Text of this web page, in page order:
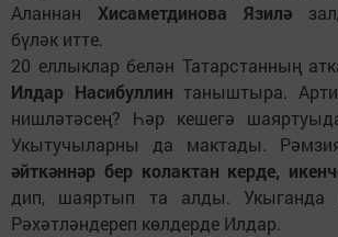
Аланнан Хисаметдинова Язилә
бүләк итте.
20 еллыклар белән Татарстанның
Илдар Насибуллин таныштыра.
нишләтәсең? Һәр кешегә
Укытучыларны да мактады.
әйткәннәр бер колактан керде,
дип, шаяртып та алды. Укыганда
Рәхәтләндереп көлдерде Илдар.